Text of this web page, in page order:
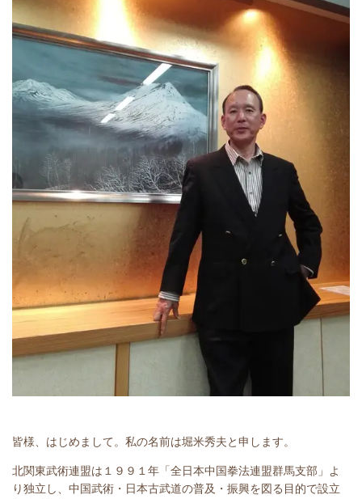
皆様、はじめまして。私の名前は堀米秀夫と申します。
北関東武術連盟は１９９１年「全日本中国拳法連盟群馬支部」よ
り独立し、中国武術・日本古武道の普及・振興を図る目的で設立